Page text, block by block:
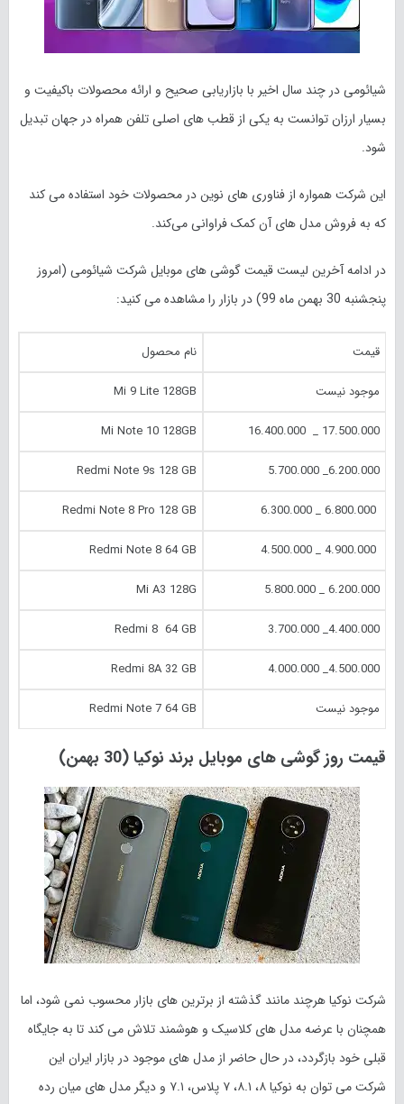
شیائومی در چند سال اخیر با بازاریابی صحیح و ارائه محصولات باکیفیت و
بسیار ارزان توانست به یکی از قطب های اصلی تلفن‌ همراه در جهان تبدیل
شود.
این شرکت همواره از فناوری های نوین در محصولات خود استفاده می کند
که به فروش مدل های آن کمک فراوانی می‌کند.
در ادامه آخرین لیست قیمت گوشی های موبایل شرکت شیائومی (امروز
پنجشنبه 30 بهمن ماه
99) در بازار را مشاهده می کنید:
قیمت نام محصول
موجود نیست Mi 9 Lite 128GB
17.500.000 _ 16.400.000
Mi Note 10 128GB
6.200.000_ 5.700.000
Redmi Note 9s 128 GB
Redmi Note 8 Pro 128 GB
Redmi Note 8 64 GB
6.200.000 _ 5.800.000
Mi A3 128G
4.400.000_ 3.700.000
Redmi 8 64 GB
4.500.000_ 4.000.000
Redmi 8A 32 GB
موجود نیست Redmi Note 7 64 GB
قیمت روز گوشی های موبایل برند نوکیا (30 بهمن)
شرکت نوکیا هرچند مانند گذشته از برترین های بازار محسوب نمی شود، اما
همچنان با عرضه مدل های کلاسیک و هوشمند تلاش می کند تا به جایگاه
قبلی خود بازگردد، در حال حاضر از مدل های موجود در بازار ایران این
شرکت می توان به نوکیا ۸، ۸.۱، ۷ پلاس، ۷.۱ و دیگر مدل های میان رده